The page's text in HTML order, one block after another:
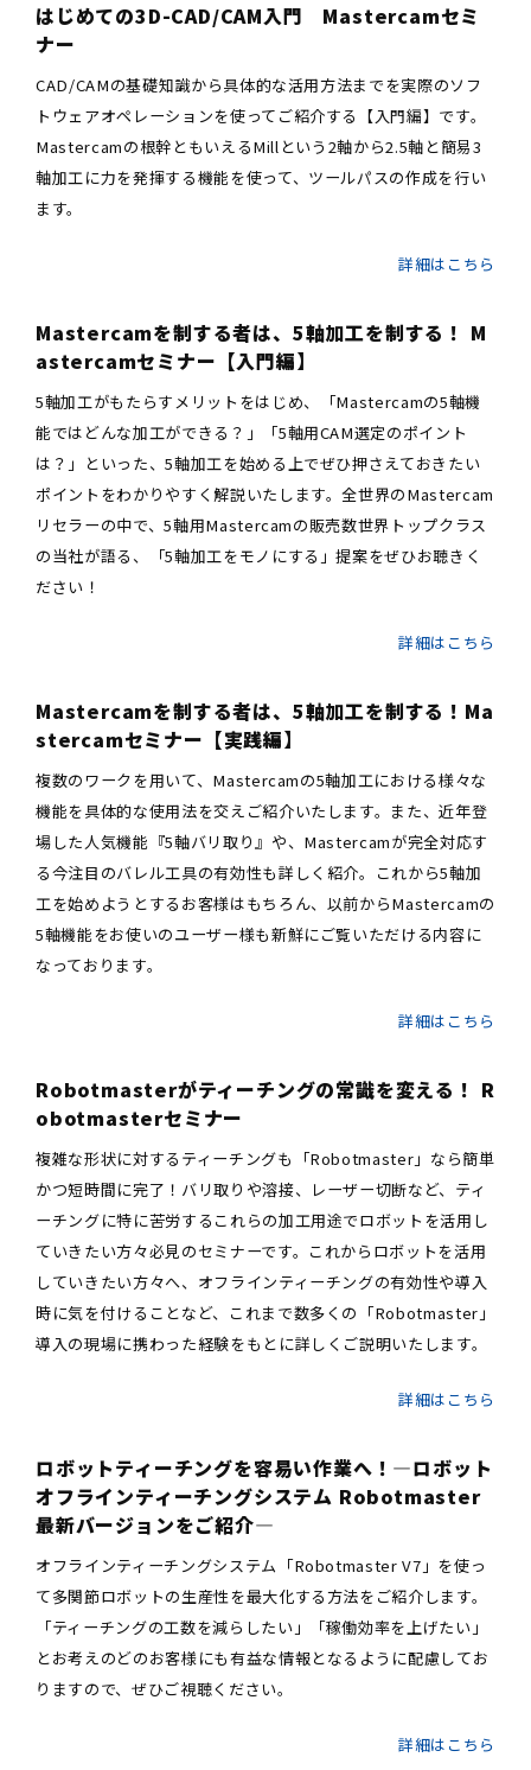
はじめての3D-CAD/CAM入門 Mastercamセミ
ナー
CAD/CAMの基礎知識から具体的な活用方法までを実際のソフ
トウェアオペレーションを使ってご紹介する【入門編】です。
Mastercamの根幹ともいえるMillという2軸から2.5軸と簡易3
軸加工に力を発揮する機能を使って、ツールパスの作成を行い
ます。
詳細はこちら
Mastercamを制する者は、5軸加工を制する！ M
astercamセミナー【入門編】
5軸加工がもたらすメリットをはじめ、「Mastercamの5軸機
能ではどんな加工ができる？」「5軸用CAM選定のポイント
は？」といった、5軸加工を始める上でぜひ押さえておきたい
ポイントをわかりやすく解説いたします。全世界のMastercam
リセラーの中で、5軸用Mastercamの販売数世界トップクラス
の当社が語る、「5軸加工をモノにする」提案をぜひお聴きく
ださい！
詳細はこちら
Mastercamを制する者は、5軸加工を制する！Ma
stercamセミナー【実践編】
複数のワークを用いて、Mastercamの5軸加工における様々な
機能を具体的な使用法を交えご紹介いたします。また、近年登
場した人気機能『5軸バリ取り』や、Mastercamが完全対応す
る今注目のバレル工具の有効性も詳しく紹介。これから5軸加
工を始めようとするお客様はもちろん、以前からMastercamの
5軸機能をお使いのユーザー様も新鮮にご覧いただける内容に
なっております。
詳細はこちら
Robotmasterがティーチングの常識を変える！ R
obotmasterセミナー
複雑な形状に対するティーチングも「Robotmaster」なら簡単
かつ短時間に完了！バリ取りや溶接、レーザー切断など、ティ
ーチングに特に苦労するこれらの加工用途でロボットを活用し
ていきたい方々必見のセミナーです。これからロボットを活用
していきたい方々へ、オフラインティーチングの有効性や導入
時に気を付けることなど、これまで数多くの「Robotmaster」
導入の現場に携わった経験をもとに詳しくご説明いたします。
詳細はこちら
ロボットティーチングを容易い作業へ！―ロボット
オフラインティーチングシステム Robotmaster
最新バージョンをご紹介―
オフラインティーチングシステム「Robotmaster V7」を使っ
て多関節ロボットの生産性を最大化する方法をご紹介します。
「ティーチングの工数を減らしたい」「稼働効率を上げたい」
とお考えのどのお客様にも有益な情報となるように配慮してお
りますので、ぜひご視聴ください。
詳細はこちら